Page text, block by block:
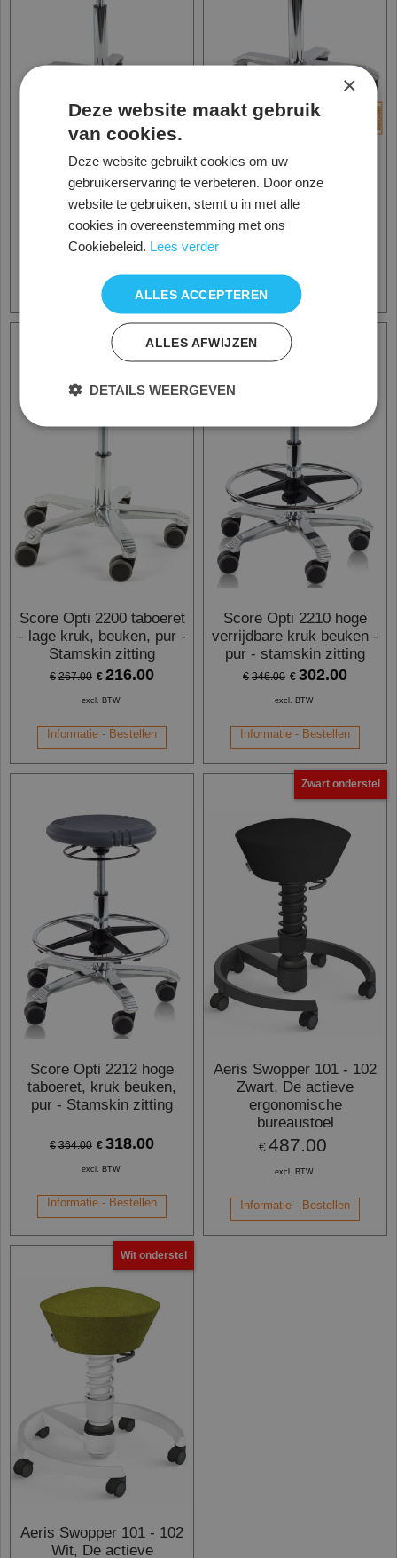
Score Medical, Taboeret
- Kruk 6100 - 6101,
Ronde zitting
351.00 € 280.00
excl. BTW
Informatie - Bestellen
Score Medical, Taboeret
- kruk 6300 - 6301 Ergo
zitting
€ 376.00
Informatie - Bestellen
Score Opti 2200 taboeret
- lage kruk, beuken, pur -
Stamskin zitting
€ 267.00 € 216.00
excl. BTW
Informatie - Bestellen
Score Opti 2210 hoge
verrijdbare kruk beuken -
pur - stamskin zitting
€ 346.00 € 302.00
excl. BTW
Informatie - Bestellen
Score Opti 2212 hoge
taboeret, kruk beuken,
pur - Stamskin zitting
€ 364.00 € 318.00
excl. BTW
Informatie - Bestellen
Zwart onderstel
Aeris Swopper 101 - 102
Zwart, De actieve
ergonomische
bureaustoel
€487.00
excl. BTW
Informatie - Bestellen
Wit onderstel
Aeris Swopper 101 - 102
Wit, De actieve
×
Deze website maakt gebruik
van cookies.
Deze website gebruikt cookies om uw
gebruikerservaring te verbeteren. Door onze
website te gebruiken, stemt u in met alle
cookies in overeenstemming met ons
Cookiebeleid. Lees verder
ALLES ACCEPTEREN
ALLES AFWIJZEN
DETAILS WEERGEVEN